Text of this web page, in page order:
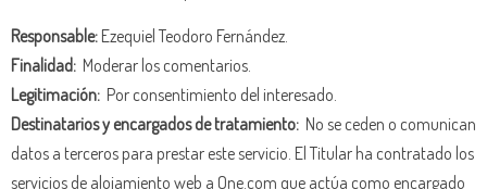
Responsable:Ezequiel Teodoro Fernández.
Finalidad: Moderar los comentarios.
Legitimación: Por consentimiento del interesado.
Destinatarios y encargados de tratamiento: No se ceden o comunican
datos a terceros para prestar este servicio. El Titular ha contratado los
servicios de alojamiento web a One.com que actúa como encargado